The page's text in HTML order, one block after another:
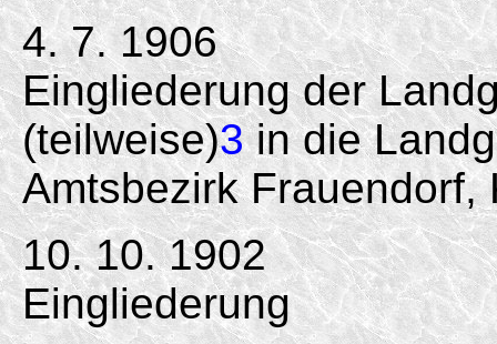
4. 7. 1906
Eingliederung der
(teilweise)3in die
Amtsbezirk Frauendorf,
10. 10. 1902
Eingliederung